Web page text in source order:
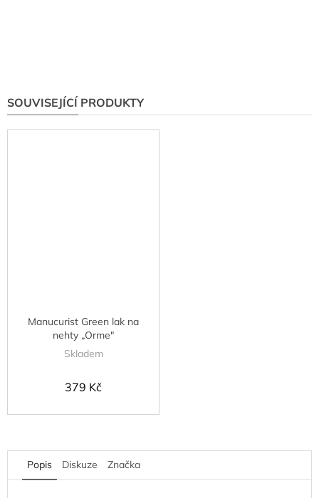
SOUVISEJÍCÍ PRODUKTY
Manucurist Green lak na
nehty „Orme"
Skladem
379 Kč
Popis Diskuze Značka